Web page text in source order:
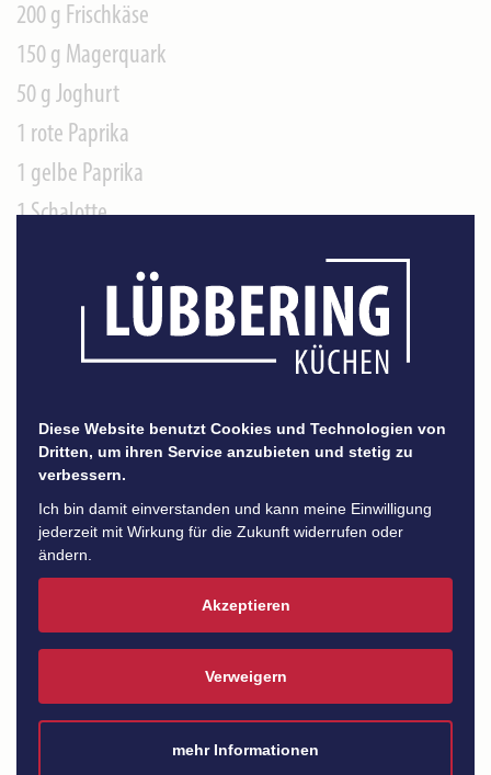
200 g Frischkäse
150 g Magerquark
50 g Joghurt
1 rote Paprika
1 gelbe Paprika
1 Schalotte
1\/2 Bund Schnittlauch
Zubereitung
Kartoffeln waschen, bürsten und in einen gelochten
50 Min. im Dampfgarer garen.
Diese Website benutzt Cookies und Technologien von
Dritten, um ihren Service anzubieten und stetig zu
verbessern.
Ich bin damit einverstanden und kann meine Einwilligung
jederzeit mit Wirkung für die Zukunft widerrufen oder
ändern.
Akzeptieren
Verweigern
mehr Informationen